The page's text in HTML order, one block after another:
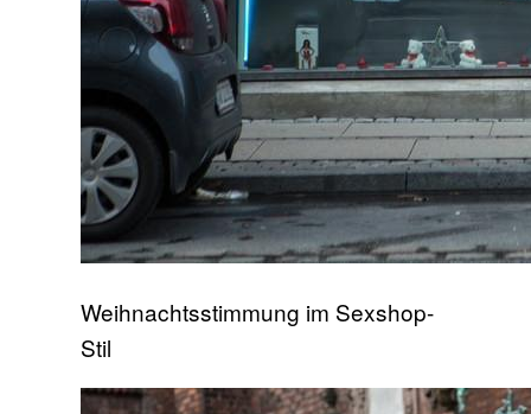
Weihnachtsstimmung im Sexshop-
Stil